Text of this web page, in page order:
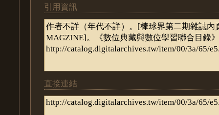
引用資訊
直接連結